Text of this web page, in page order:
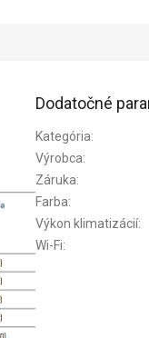
Dodatočné
Kategória:
Výrobca:
Záruka:
Farba:
Výkon klimatizácií:
Wi-Fi: